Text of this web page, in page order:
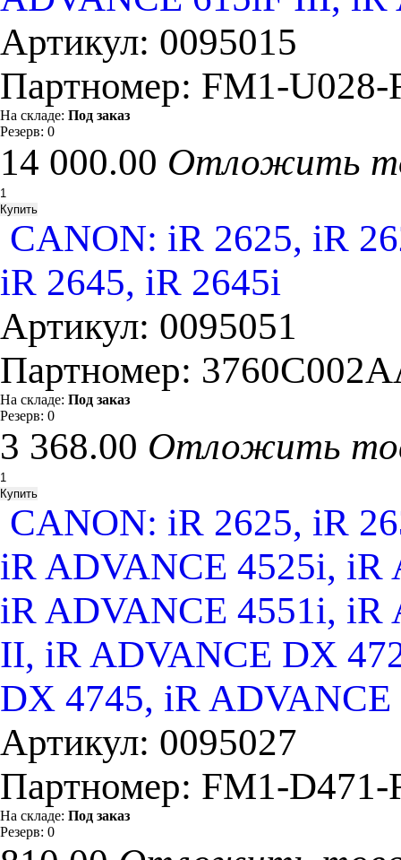
Артикул: 0095015
Партномер: FM1-
На складе: Под заказ
Резерв: 0
14 000.00 Отложить
CANON: iR 2625, iR
iR 2645, iR 2645i
Артикул: 0095051
Партномер:
На складе: Под заказ
Резерв: 0
3 368.00 Отложить
CANON: iR 2625, iR
iR ADVANCE 4525i, iR
iR ADVANCE 4551i, iR
II, iR ADVANCE DX
DX 4745, iR
Артикул: 0095027
Партномер: FM1-D471-
На складе: Под заказ
Резерв: 0